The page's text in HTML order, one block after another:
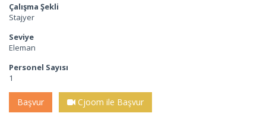
Çalışma Şekli
Stajyer
Seviye
Eleman
Personel Sayısı
1
Başvur Cjoom ile Başvur